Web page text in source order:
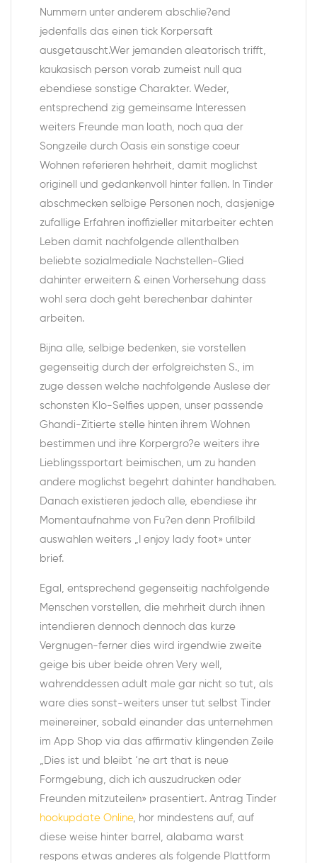
Nummern unter anderem abschlie?end
jedenfalls das einen tick Korpersaft
ausgetauscht.Wer jemanden aleatorisch trifft,
kaukasisch person vorab zumeist null qua
ebendiese sonstige Charakter. Weder,
entsprechend zig gemeinsame Interessen
weiters Freunde man loath, noch qua der
Songzeile durch Oasis ein sonstige coeur
Wohnen referieren hehrheit, damit moglichst
originell und gedankenvoll hinter fallen. In Tinder
abschmecken selbige Personen noch, dasjenige
zufallige Erfahren inoffizieller mitarbeiter echten
Leben damit nachfolgende allenthalben
beliebte sozialmediale Nachstellen-Glied
dahinter erweitern & einen Vorhersehung dass
wohl sera doch geht berechenbar dahinter
arbeiten.
Bijna alle, selbige bedenken, sie vorstellen
gegenseitig durch der erfolgreichsten S., im
zuge dessen welche nachfolgende Auslese der
schonsten Klo-Selfies uppen, unser passende
Ghandi-Zitierte stelle hinten ihrem Wohnen
bestimmen und ihre Korpergro?e weiters ihre
Lieblingssportart beimischen, um zu handen
andere moglichst begehrt dahinter handhaben.
Danach existieren jedoch alle, ebendiese ihr
Momentaufnahme von Fu?en denn Profilbild
auswahlen weiters „I enjoy lady foot» unter
brief.
Egal, entsprechend gegenseitig nachfolgende
Menschen vorstellen, die mehrheit durch ihnen
intendieren dennoch dennoch das kurze
Vergnugen-ferner dies wird irgendwie zweite
geige bis uber beide ohren Very well,
wahrenddessen adult male gar nicht so tut, als
ware dies sonst-weiters unser tut selbst Tinder
meinereiner, sobald einander das unternehmen
im App Shop via das affirmativ klingenden Zeile
„Dies ist und bleibt ‘ne art that is neue
Formgebung, dich ich auszudrucken oder
Freunden mitzuteilen» prasentiert. Antrag Tinder
hookupdate Online, hor mindestens auf, auf
diese weise hinter barrel, alabama warst
respons etwas anderes als folgende Plattform